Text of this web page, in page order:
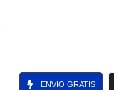
ENVIO GRATIS